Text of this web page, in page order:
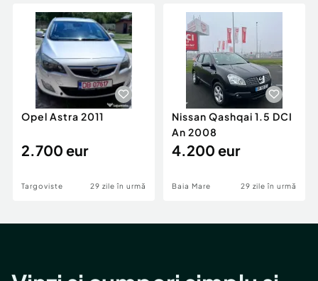
Servicii
Animale de companie
Afaceri și echipamente profesionale
Inchiriere Bunuri si Vehicule
Utilaje agricole si industriale
Piese auto si accesorii
Dacia Duster
Opel Astra 2011
2.700 eur
Targoviste 29 zile în urmă
Nissan Qashqai 1.5 DCI
An 2008
4.200 eur
Baia Mare 29 zile în urmă